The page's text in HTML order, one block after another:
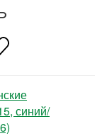
синий/